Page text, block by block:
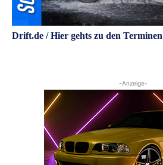
Drift.de / Hier gehts zu den Terminen
-Anzeige-